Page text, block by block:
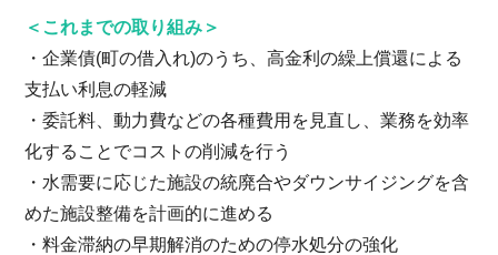
＜これまでの取り組み＞
・企業債(町の借入れ)のうち、高金利の繰上償還による
支払い利息の軽減
・委託料、動力費などの各種費用を見直し、業務を効率
化することでコストの削減を行う
・水需要に応じた施設の統廃合やダウンサイジングを含
めた施設整備を計画的に進める
・料金滞納の早期解消のための停水処分の強化